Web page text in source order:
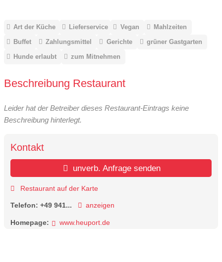
Art der Küche Lieferservice Vegan
Mahlzeiten
Buffet
Zahlungsmittel Gerichte
grüner Gastgarten
Hunde erlaubt
zum Mitnehmen
Beschreibung Restaurant
Leider hat der Betreiber dieses Restaurant-Eintrags keine
Beschreibung hinterlegt.
Kontakt
unverb. Anfrage senden
Restaurant auf der Karte
Telefon: +49 941... anzeigen
Homepage: www.heuport.de